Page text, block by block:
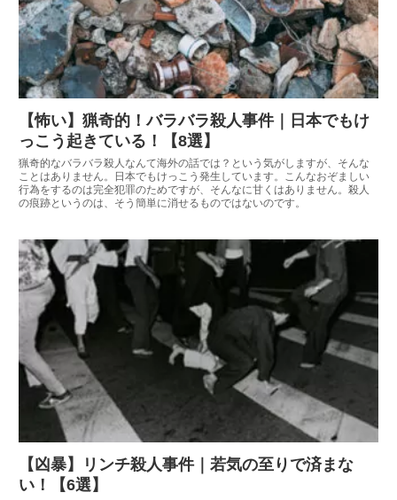
【怖い】猟奇的！バラバラ殺人事件｜日本でもけ
っこう起きている！【8選】
猟奇的なバラバラ殺人なんて海外の話では？という気がしますが、そんな
ことはありません。日本でもけっこう発生しています。こんなおぞましい
行為をするのは完全犯罪のためですが、そんなに甘くはありません。殺人
の痕跡というのは、そう簡単に消せるものではないのです。
【凶暴】リンチ殺人事件｜若気の至りで済まな
い！【6選】